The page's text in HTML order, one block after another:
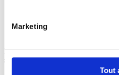
Marketing
Tout
Consultation diététique à
L’équipe du DAC 92 Centre peut
supports existants sur le territoire.